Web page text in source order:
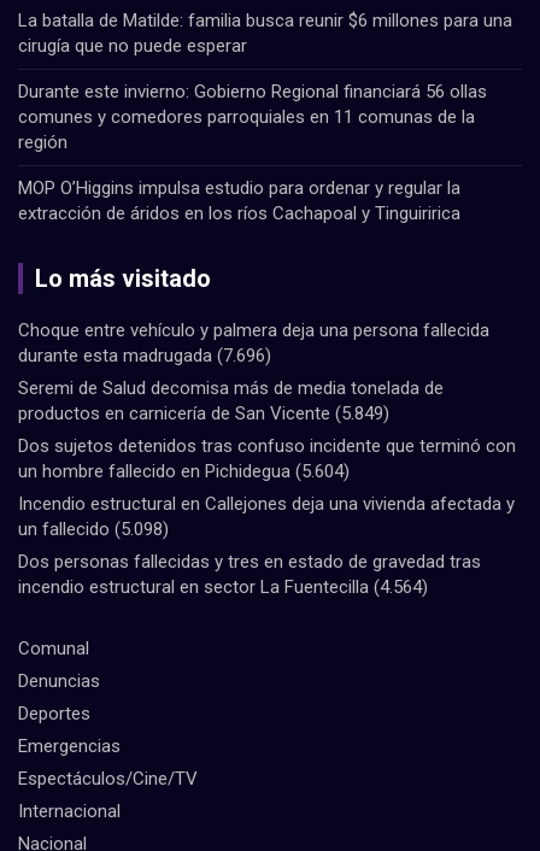
La batalla de Matilde: familia busca reunir $6 millones para una
cirugía que no puede esperar
Durante este invierno: Gobierno Regional financiará 56 ollas
comunes y comedores parroquiales en 11 comunas de la
región
MOP O’Higgins impulsa estudio para ordenar y regular la
extracción de áridos en los ríos Cachapoal y Tinguiririca
Lo más visitado
Choque entre vehículo y palmera deja una persona fallecida
durante esta madrugada (7.696)
Seremi de Salud decomisa más de media tonelada de
productos en carnicería de San Vicente (5.849)
Dos sujetos detenidos tras confuso incidente que terminó con
un hombre fallecido en Pichidegua (5.604)
Incendio estructural en Callejones deja una vivienda afectada y
un fallecido (5.098)
Dos personas fallecidas y tres en estado de gravedad tras
incendio estructural en sector La Fuentecilla (4.564)
Comunal
Denuncias
Deportes
Emergencias
Espectáculos/Cine/TV
Internacional
Nacional